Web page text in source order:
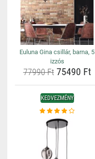
Euluna Gina csillár, barna, 5
izzós
77990 Ft75490 Ft
KEDVEZMÉNY